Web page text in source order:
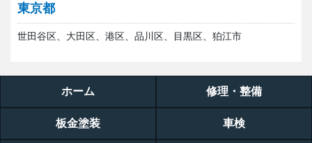
東京都
世田谷区、大田区、港区、品川区、目黒区、狛江市
ホーム 修理・整備
板金塗装 車検